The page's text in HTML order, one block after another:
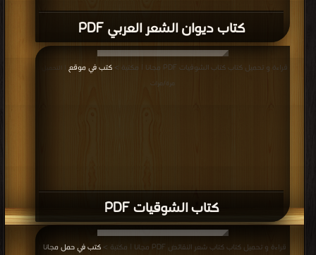
كتاب ديوان الشعر العربي PDF
كتاب الشوقيات PDF
قراءة و تحميل كتاب كتاب الشوقيات PDF مجانا | مكتبة > كتب في موقع
| التحميل :
مرة/مرات
قراءة و تحميل كتاب كتاب شعر النقائض PDF مجانا | مكتبة > كتب في حمل مجانا